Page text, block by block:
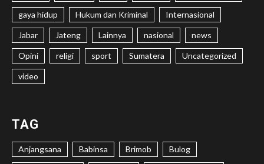
gaya hidup Hukum dan Kriminal Internasional
Jabar Jateng Lainnya nasional news
Opini religi sport Sumatera Uncategorized
video
TAG
Anjangsana Babinsa Brimob Bulog